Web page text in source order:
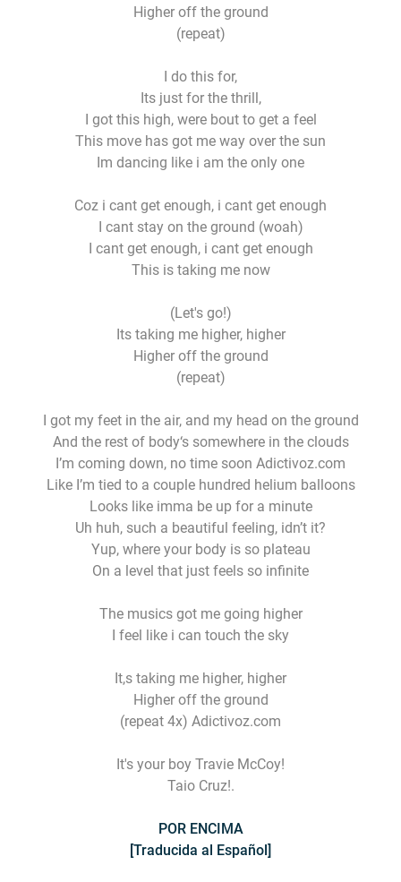
Higher off the ground
(repeat)
I do this for,
Its just for the thrill,
I got this high, were bout to get a feel
This move has got me way over the sun
Im dancing like i am the only one
Coz i cant get enough, i cant get enough
I cant stay on the ground (woah)
I cant get enough, i cant get enough
This is taking me now
(Let's go!)
Its taking me higher, higher
Higher off the ground
(repeat)
I got my feet in the air, and my head on the ground
And the rest of body‘s somewhere in the clouds
I’m coming down, no time soon Adictivoz.com
Like I’m tied to a couple hundred helium balloons
Looks like imma be up for a minute
Uh huh, such a beautiful feeling, idn’t it?
Yup, where your body is so plateau
On a level that just feels so infinite
The musics got me going higher
I feel like i can touch the sky
It,s taking me higher, higher
Higher off the ground
(repeat 4x) Adictivoz.com
It's your boy Travie McCoy!
Taio Cruz!.
POR ENCIMA
[Traducida al Español]